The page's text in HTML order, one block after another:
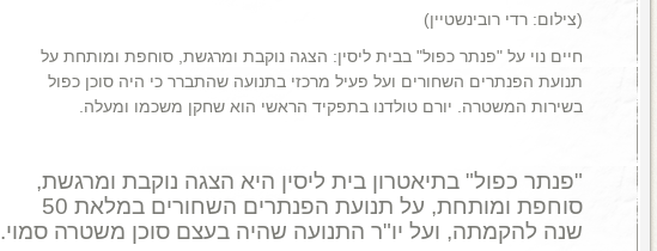
(צילום: רדי רובינשטיין)
חיים נוי על "פנתר כפול" בבית ליסין: הצגה נוקבת ומרגשת, סוחפת ומותחת על
תנועת הפנתרים השחורים ועל פעיל מרכזי בתנועה שהתברר כי היה סוכן כפול
בשירות המשטרה. יורם טולדנו בתפקיד הראשי הוא שחקן משכמו ומעלה.
"פנתר כפול" בתיאטרון בית ליסין היא הצגה נוקבת ומרגשת,
סוחפת ומותחת, על תנועת הפנתרים השחורים במלאת 50
שנה להקמתה, ועל יו"ר התנועה שהיה בעצם סוכן משטרה סמוי.